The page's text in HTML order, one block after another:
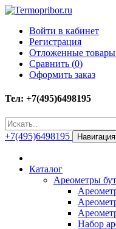
Войти в кабинет
Регистрация
Отложенные
Сравнить (0)
Оформить заказ
Тел: +7(495)6498195
+7(495)6498195 Навигация
Каталог
Ареометры
Набор